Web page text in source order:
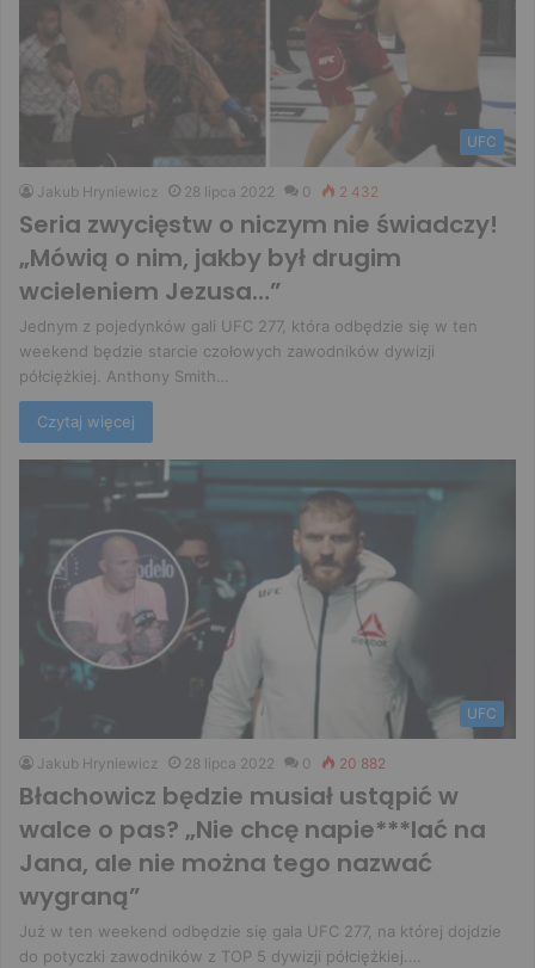
UFC
Jakub Hryniewicz 28 lipca 2022 0 2 432
Seria zwycięstw o niczym nie świadczy!
„Mówią o nim, jakby był drugim
wcieleniem Jezusa…”
Jednym z pojedynków gali UFC 277, która odbędzie się w ten
weekend będzie starcie czołowych zawodników dywizji
półciężkiej. Anthony Smith…
Czytaj więcej
UFC
Jakub Hryniewicz 28 lipca 2022 0 20 882
Błachowicz będzie musiał ustąpić w
walce o pas? „Nie chcę napie***lać na
Jana, ale nie można tego nazwać
wygraną”
Już w ten weekend odbędzie się gala UFC 277, na której dojdzie
do potyczki zawodników z TOP 5 dywizji półciężkiej.…